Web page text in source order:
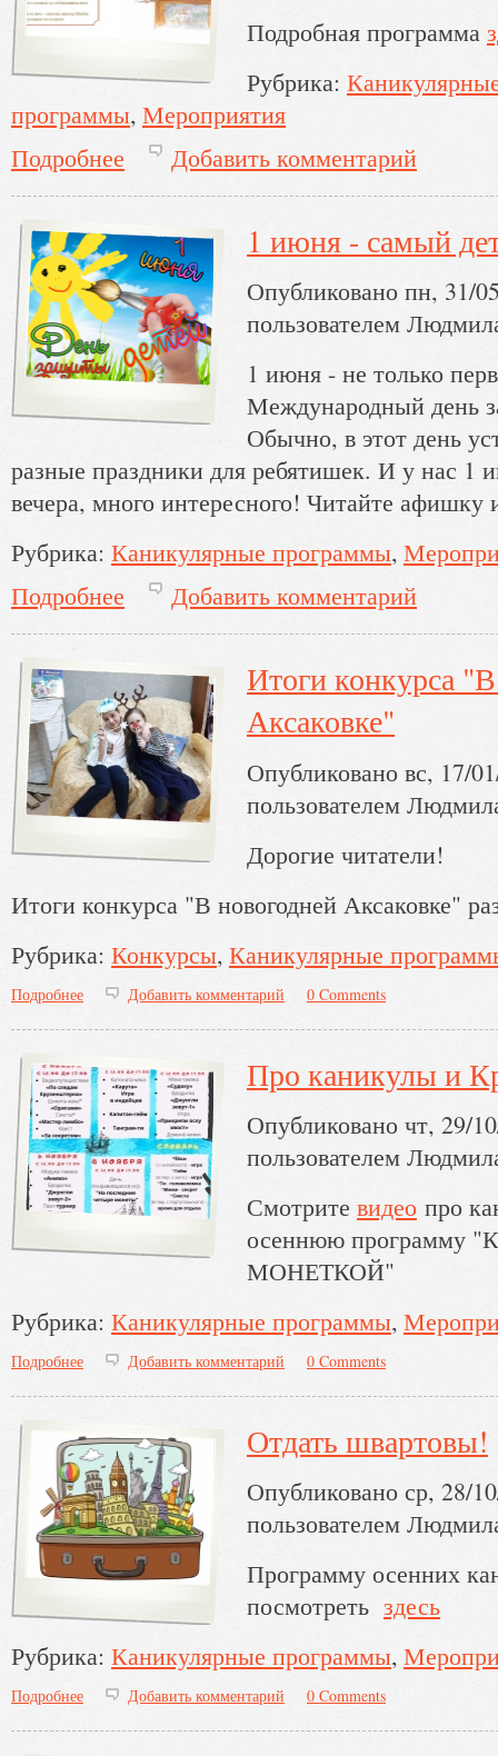
Подробная программа
Рубрика:
программы Мероприятия
Подробнее о Ура! Каникулы!
Добавить комментарий
1 июня - самый
Опубликовано пн, 31/
пользователем
1 июня - не только
Международный день
Обычно, в этот день
разные праздники для ребятишек. И у нас 1
вечера, много интересного! Читайте
Рубрика: Каникулярные программы
Подробнее о 1 июня - самый детский день!
Добавить комментарий
Итоги конкурса
Аксаковке"
Опубликовано вс, 17/
пользователем
Дорогие читатели!
Итоги конкурса "В новогодней Аксаковке"
Рубрика: Конкурсы Каникулярные
Подробнее о Итоги конкурса "В новогодней Аксаковке"
Добавить комментарий 0 Comments
Про каникулы и
Опубликовано чт, 29/
пользователем
Смотрите видео про
осеннюю программу
МОНЕТКОЙ"
Рубрика: Каникулярные программы
Подробнее о Про каникулы и Крузенштерна
Добавить комментарий 0 Comments
Отдать швартовы!
Опубликовано ср, 28/
пользователем
Программу осенних
посмотреть здесь
Рубрика: Каникулярные программы
Подробнее о Отдать швартовы!
Добавить комментарий 0 Comments